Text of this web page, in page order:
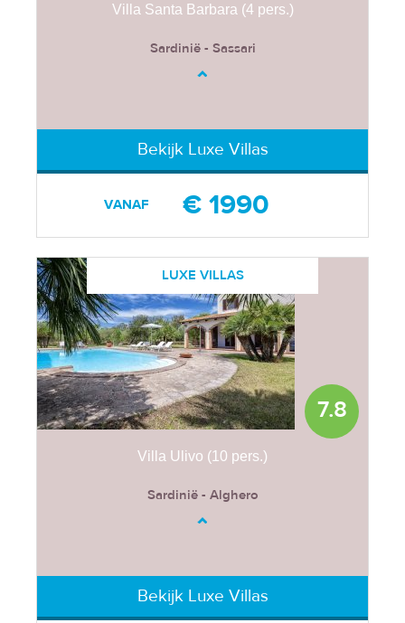
Villa Santa Barbara (4 pers.)
Sardinië - Sassari
Bekijk Luxe Villas
VANAF € 1990
LUXE VILLAS
7.8
Villa Ulivo (10 pers.)
Sardinië - Alghero
Bekijk Luxe Villas